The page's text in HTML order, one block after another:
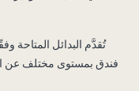
تُقدَّم البدائل المتاحة
فندق بمستوى مختلف عن